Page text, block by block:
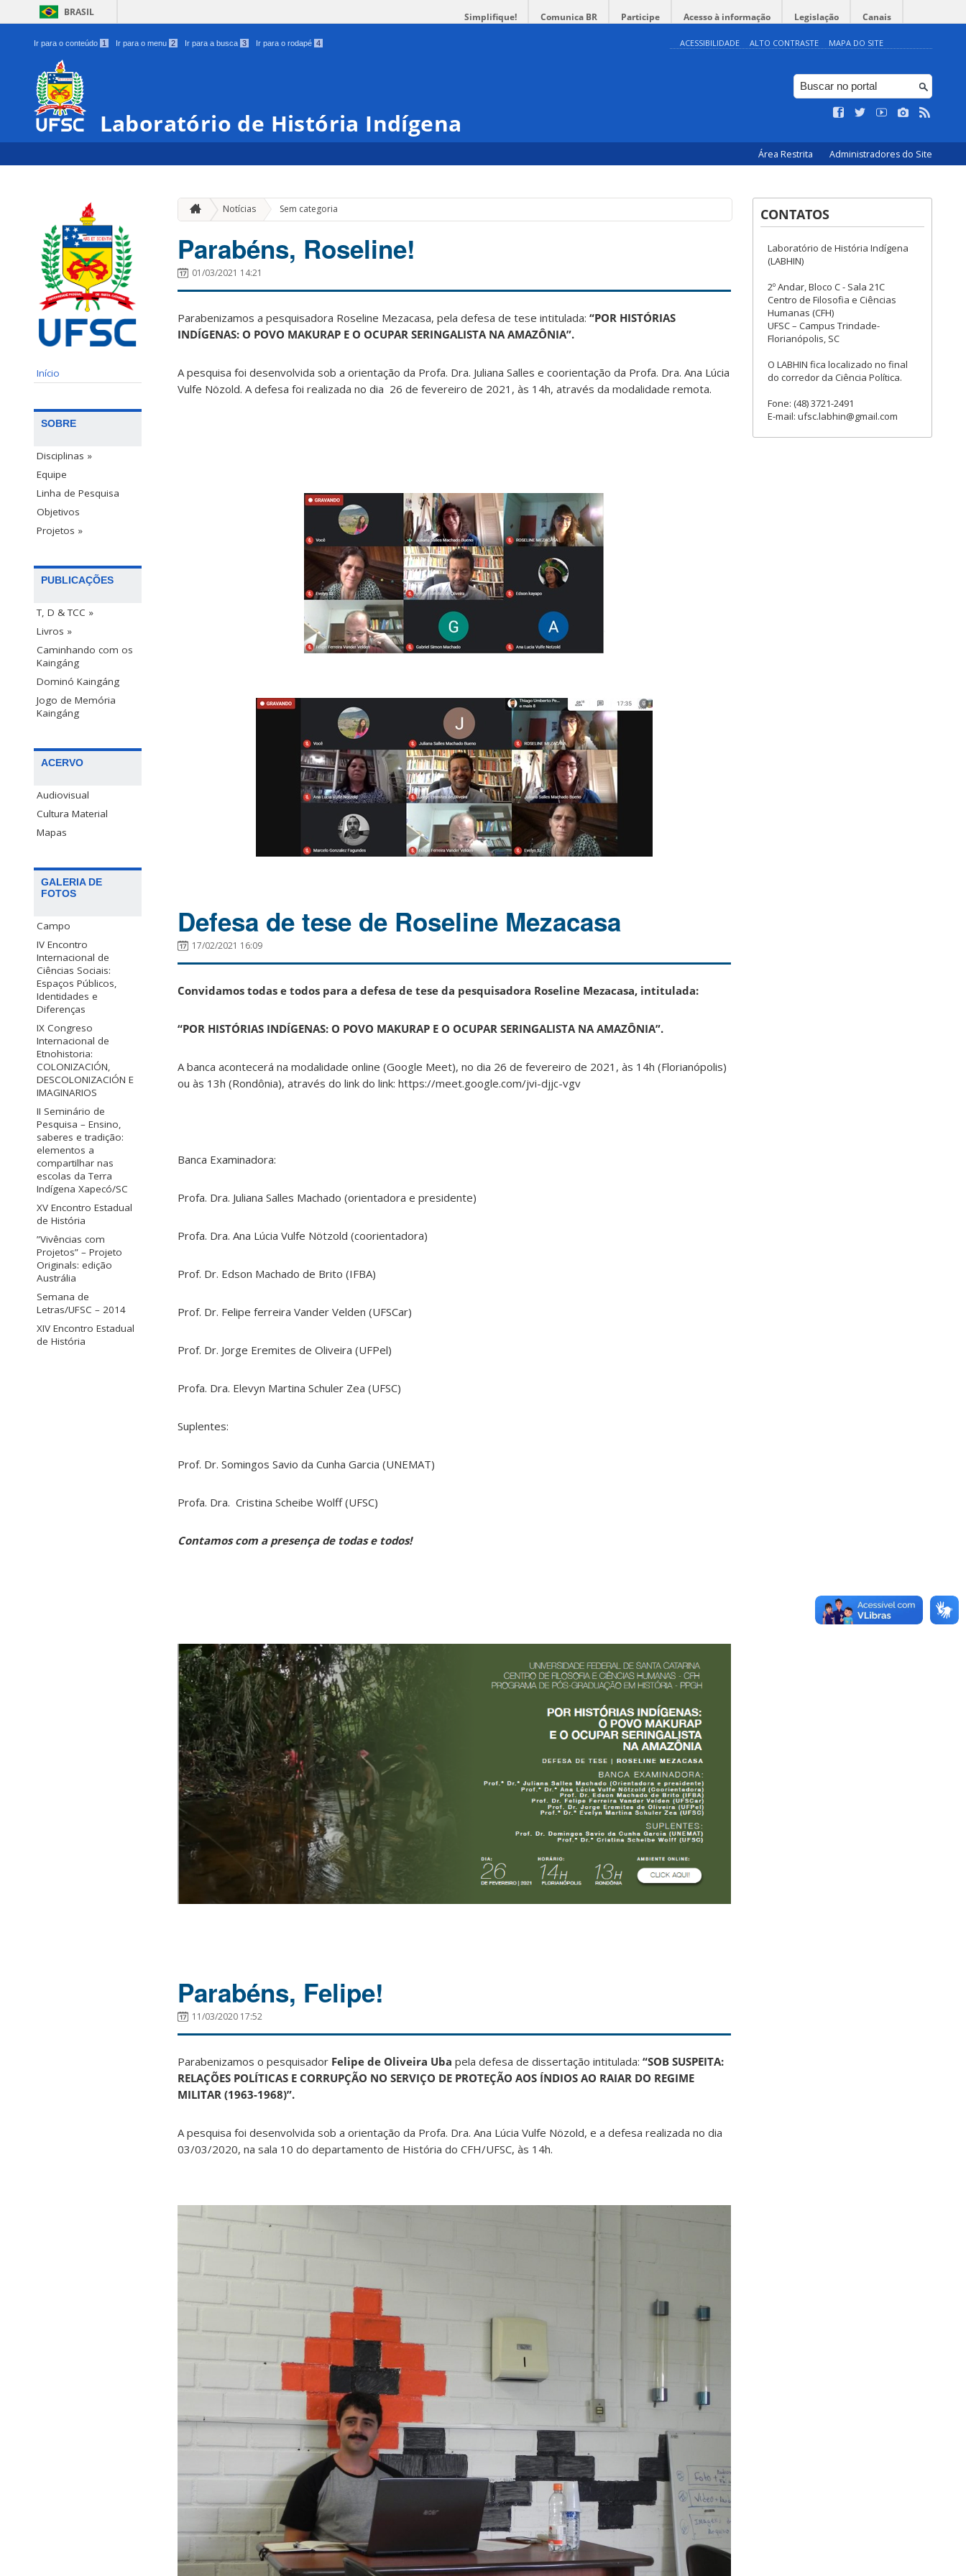
BRASIL Simplifique! Comunica BR Participe Acesso à informação Legislação Canais
Ir para o conteúdo 1 Ir para o menu 2 Ir para a busca 3 Ir para o rodapé 4 ACESSIBILIDADE ALTO CONTRASTE MAPA DO SITE
Laboratório de História Indígena
Área Restrita Administradores do Site
Início
SOBRE
Disciplinas »
Equipe
Linha de Pesquisa
Objetivos
Projetos »
PUBLICAÇÕES
T, D & TCC »
Livros »
Caminhando com os
Kaingáng
Dominó Kaingáng
Jogo de Memória
Kaingáng
ACERVO
Audiovisual
Cultura Material
Mapas
GALERIA DE
FOTOS
Campo
IV Encontro
Internacional de
Ciências Sociais:
Espaços Públicos,
Identidades e
Diferenças
IX Congreso
Internacional de
Etnohistoria:
COLONIZACIÓN,
DESCOLONIZACIÓN E
IMAGINARIOS
II Seminário de
Pesquisa – Ensino,
saberes e tradição:
elementos a
compartilhar nas
escolas da Terra
Indígena Xapecó/SC
XV Encontro Estadual
de História
”Vivências com
Projetos” – Projeto
Originals: edição
Austrália
Semana de
Letras/UFSC – 2014
XIV Encontro Estadual
de História
Notícias Sem categoria
Parabéns, Roseline!
01/03/2021 14:21
Parabenizamos a pesquisadora Roseline Mezacasa, pela defesa de tese intitulada: “POR HISTÓRIAS
INDÍGENAS: O POVO MAKURAP E O OCUPAR SERINGALISTA NA AMAZÔNIA”.
A pesquisa foi desenvolvida sob a orientação da Profa. Dra. Juliana Salles e coorientação da Profa. Dra. Ana Lúcia
Vulfe Nözold. A defesa foi realizada no dia 26 de fevereiro de 2021, às 14h, através da modalidade remota.
Defesa de tese de Roseline Mezacasa
17/02/2021 16:09
Convidamos todas e todos para a defesa de tese da pesquisadora Roseline Mezacasa, intitulada:
“POR HISTÓRIAS INDÍGENAS: O POVO MAKURAP E O OCUPAR SERINGALISTA NA AMAZÔNIA”.
A banca acontecerá na modalidade online (Google Meet), no dia 26 de fevereiro de 2021, às 14h (Florianópolis)
ou às 13h (Rondônia), através do link do link: https://meet.google.com/jvi-djjc-vgv
Banca Examinadora:
Profa. Dra. Juliana Salles Machado (orientadora e presidente)
Profa. Dra. Ana Lúcia Vulfe Nötzold (coorientadora)
Prof. Dr. Edson Machado de Brito (IFBA)
Prof. Dr. Felipe ferreira Vander Velden (UFSCar)
Prof. Dr. Jorge Eremites de Oliveira (UFPel)
Profa. Dra. Elevyn Martina Schuler Zea (UFSC)
Suplentes:
Prof. Dr. Somingos Savio da Cunha Garcia (UNEMAT)
Profa. Dra. Cristina Scheibe Wolff (UFSC)
Contamos com a presença de todas e todos!
Parabéns, Felipe!
11/03/2020 17:52
Parabenizamos o pesquisador Felipe de Oliveira Uba pela defesa de dissertação intitulada: “SOB SUSPEITA:
RELAÇÕES POLÍTICAS E CORRUPÇÃO NO SERVIÇO DE PROTEÇÃO AOS ÍNDIOS AO RAIAR DO REGIME
MILITAR (1963-1968)”.
A pesquisa foi desenvolvida sob a orientação da Profa. Dra. Ana Lúcia Vulfe Nözold, e a defesa realizada no dia
03/03/2020, na sala 10 do departamento de História do CFH/UFSC, às 14h.
CONTATOS
Laboratório de História Indígena
(LABHIN)
2º Andar, Bloco C - Sala 21C
Centro de Filosofia e Ciências
Humanas (CFH)
UFSC – Campus Trindade-
Florianópolis, SC
O LABHIN fica localizado no final
do corredor da Ciência Política.
Fone: (48) 3721-2491
E-mail: ufsc.labhin@gmail.com